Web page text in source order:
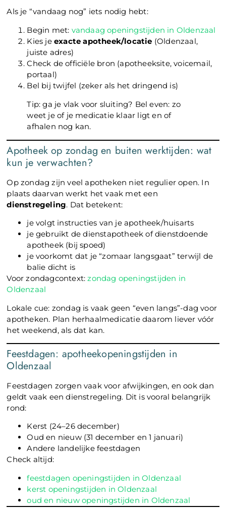
Als je “vandaag nog” iets nodig hebt:
Begin met: vandaag openingstijden in Oldenzaal
Kies jeexacte apotheek/locatie (Oldenzaal,
juiste adres)
Check de officiële bron (apotheeksite, voicemail,
portaal)
Bel bij twijfel (zeker als het dringend is)
Tip: ga je vlak voor sluiting? Bel even: zo
weet je of je medicatie klaar ligt en of
afhalen nog kan.
Apotheek op zondag en buiten werktijden: wat
kun je verwachten?
Op zondag zijn veel apotheken niet regulier open. In
plaats daarvan werkt het vaak met een
dienstregeling. Dat betekent:
je volgt instructies van je apotheek/huisarts
je gebruikt de dienstapotheek of dienstdoende
apotheek (bij spoed)
je voorkomt dat je “zomaar langsgaat” terwijl de
balie dicht is
Voor zondagcontext:zondag openingstijden in
Oldenzaal
Lokale cue: zondag is vaak geen “even langs”-dag voor
apotheken. Plan herhaalmedicatie daarom liever vóór
het weekend, als dat kan.
Feestdagen: apotheekopeningstijden in
Oldenzaal
Feestdagen zorgen vaak voor afwijkingen, en ook dan
geldt vaak een dienstregeling. Dit is vooral belangrijk
rond:
Kerst (24–26 december)
Oud en nieuw (31 december en 1 januari)
Andere landelijke feestdagen
Check altijd:
feestdagen openingstijden in Oldenzaal
kerst openingstijden in Oldenzaal
oud en nieuw openingstijden in Oldenzaal